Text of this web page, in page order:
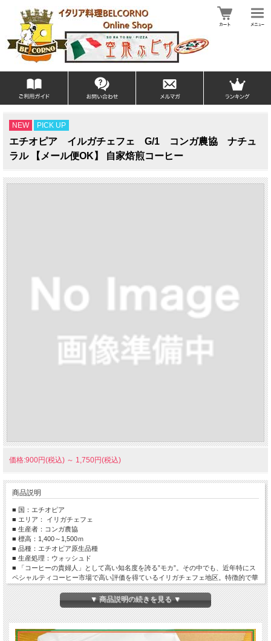
NEW PICK UP
エチオピア イルガチェフェ G/1 コンガ農協 ナチュ
ラル 【メール便OK】 自家焙煎コーヒー
価格:900円(税込) ～ 1,750円(税込)
商品説明
■ 国：エチオピア
■ エリア： イリガチェフェ
■ 生産者：コンガ農協
■ 標高：1,400～1,500ｍ
■ 品種：エチオピア原生品種
■ 生産処理：ウォッシュド
■ 「コーヒーの貴婦人」として高い知名度を誇る”モカ”。その中でも、近年特にス
ペシャルティコーヒー市場で高い評価を得ているイリガチェフェ地区。特徴的で華
やかなフレーバーと、甘さの伴った明るい酸味でアロマが心地よく持続します。
▼ 商品説明の続きを見る ▼